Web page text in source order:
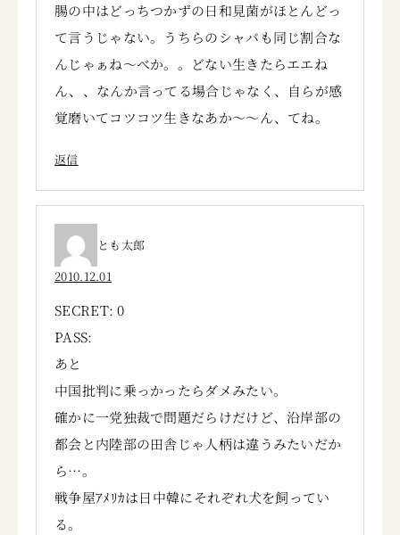
腸の中はどっちつかずの日和見菌がほとんどっ
て言うじゃない。うちらのシャバも同じ割合な
んじゃぁね～べか。。どない生きたらエエね
ん、、なんか言ってる場合じゃなく、自らが感
覚磨いてコツコツ生きなあか～～ん、てね。
返信
とも太郎
2010.12.01
SECRET: 0
PASS:
あと
中国批判に乗っかったらダメみたい。
確かに一党独裁で問題だらけだけど、沿岸部の
都会と内陸部の田舎じゃ人柄は違うみたいだか
ら…。
戦争屋ｱﾒﾘｶは日中韓にそれぞれ犬を飼ってい
る。